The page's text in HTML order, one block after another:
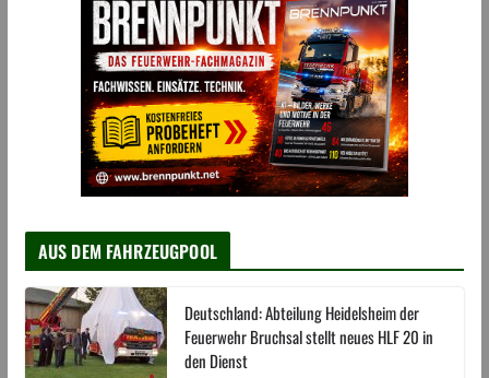
AUS DEM FAHRZEUGPOOL
Deutschland: Abteilung Heidelsheim der
Feuerwehr Bruchsal stellt neues HLF 20 in
den Dienst